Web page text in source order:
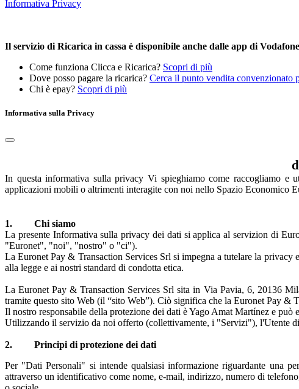
Informativa Privacy
Il servizio di Ricarica in cassa è disponibile anche dalle app di
Come funziona Clicca e Ricarica? Scopri di più
Dove posso pagare la ricarica? Cerca il punto vendita convenzionato
Chi è epay? Scopri di più
Informativa sulla Privacy
In questa informativa sulla privacy Vi spieghiamo come raccogliamo
applicazioni mobili o altrimenti interagite con noi nello Spazio Economico
1. Chi siamo
La presente Informativa sulla privacy dei dati si applica al servizion di
"Euronet", "noi", "nostro" o "ci").
La Euronet Pay & Transaction Services Srl si impegna a tutelare la
alla legge e ai nostri standard di condotta etica.
La Euronet Pay & Transaction Services Srl sita in Via Pavia, 6, 20136
tramite questo sito Web (il “sito Web”). Ciò significa che la Euronet Pay &
Il nostro responsabile della protezione dei dati è Yago Amat Martínez e
Utilizzando il servizio da noi offerto (collettivamente, i "Servizi"), l'Utente
2. Principi di protezione dei dati
Per "Dati Personali" si intende qualsiasi informazione riguardante una
attraverso un identificativo come nome, e-mail, indirizzo, numero di